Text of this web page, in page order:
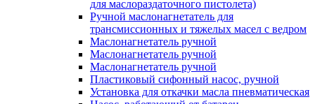
для маслораздаточного пистолета)
Ручной маслонагнетатель для
трансмиссионных и тяжелых масел с ведром
Маслонагнетатель ручной
Маслонагнетатель ручной
Маслонагнетатель ручной
Пластиковый сифонный насос, ручной
Установка для откачки масла пневматическая